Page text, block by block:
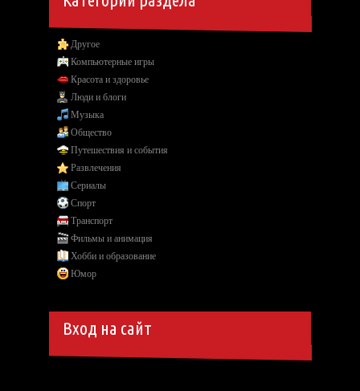
Другое
Компьютерные игры
Красота и здоровье
Люди и блоги
Музыка
Общество
Путешествия и события
Развлечения
Сериалы
Спорт
Транспорт
Фильмы и анимация
Хобби и образование
Юмор
Вход на сайт